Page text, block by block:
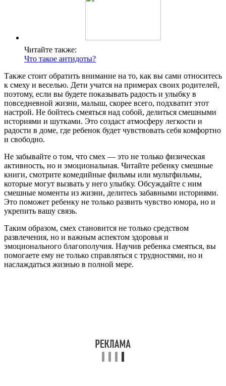
Читайте также:
Что такое антидоты?
Также стоит обратить внимание на то, как вы сами относитесь
к смеху и веселью. Дети учатся на примерах своих родителей,
поэтому, если вы будете показывать радость и улыбку в
повседневной жизни, малыш, скорее всего, подхватит этот
настрой. Не бойтесь смеяться над собой, делиться смешными
историями и шутками. Это создаст атмосферу легкости и
радости в доме, где ребенок будет чувствовать себя комфортно
и свободно.
Не забывайте о том, что смех — это не только физическая
активность, но и эмоциональная. Читайте ребенку смешные
книги, смотрите комедийные фильмы или мультфильмы,
которые могут вызвать у него улыбку. Обсуждайте с ним
смешные моменты из жизни, делитесь забавными историями.
Это поможет ребенку не только развить чувство юмора, но и
укрепить вашу связь.
Таким образом, смех становится не только средством
развлечения, но и важным аспектом здоровья и
эмоционального благополучия. Научив ребенка смеяться, вы
помогаете ему не только справляться с трудностями, но и
наслаждаться жизнью в полной мере.